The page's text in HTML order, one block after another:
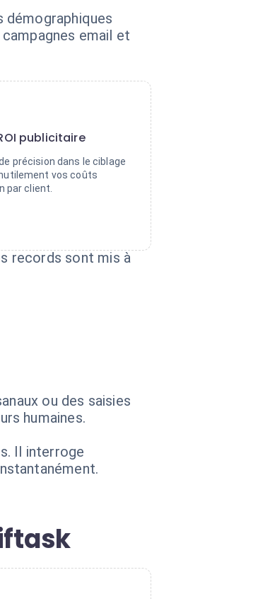
démographiques
email et
publicitaire
précision dans le ciblage
vos coûts
par client.
records sont mis à
ou des saisies
humaines.
Il interroge